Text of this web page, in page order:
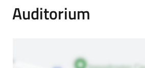
Auditorium